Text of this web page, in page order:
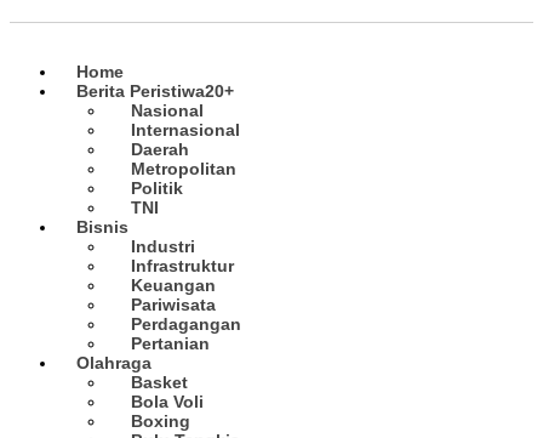
Home
Berita Peristiwa20+
Nasional
Internasional
Daerah
Metropolitan
Politik
TNI
Bisnis
Industri
Infrastruktur
Keuangan
Pariwisata
Perdagangan
Pertanian
Olahraga
Basket
Bola Voli
Boxing